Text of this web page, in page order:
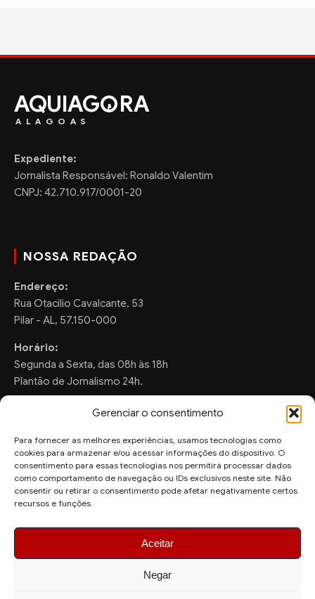
Gerenciar o consentimento
Para fornecer as melhores experiências, usamos tecnologias como
cookies para armazenar e/ou acessar informações do dispositivo. O
consentimento para essas tecnologias nos permitirá processar dados
como comportamento de navegação ou IDs exclusivos neste site. Não
consentir ou retirar o consentimento pode afetar negativamente certos
recursos e funções.
Aceitar
Negar
AQUIAG RA
ALAGOAS
Expediente:
Jornalista Responsável: Ronaldo Valentim
CNPJ: 42.710.917/0001-20
NOSSA REDAÇÃO
Endereço:
Rua Otacilio Cavalcante, 53
Pilar - AL, 57.150-000
Horário:
Segunda a Sexta, das 08h às 18h
Plantão de Jornalismo 24h.
FALE CONOSCO
Sugestões de Pauta:
ronaldo.valentim150@gmail.com